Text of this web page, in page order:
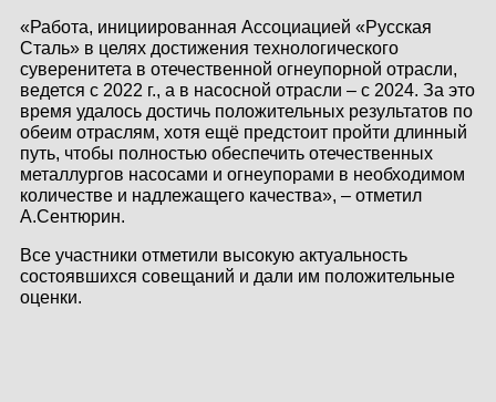
«Работа, инициированная Ассоциацией «Русская
Сталь» в целях достижения технологического
суверенитета в отечественной огнеупорной отрасли,
ведется с 2022 г., а в насосной отрасли – с 2024. За это
время удалось достичь положительных результатов по
обеим отраслям, хотя ещё предстоит пройти длинный
путь, чтобы полностью обеспечить отечественных
металлургов насосами и огнеупорами в необходимом
количестве и надлежащего качества», – отметил
А.Сентюрин.
Все участники отметили высокую актуальность
состоявшихся совещаний и дали им положительные
оценки.